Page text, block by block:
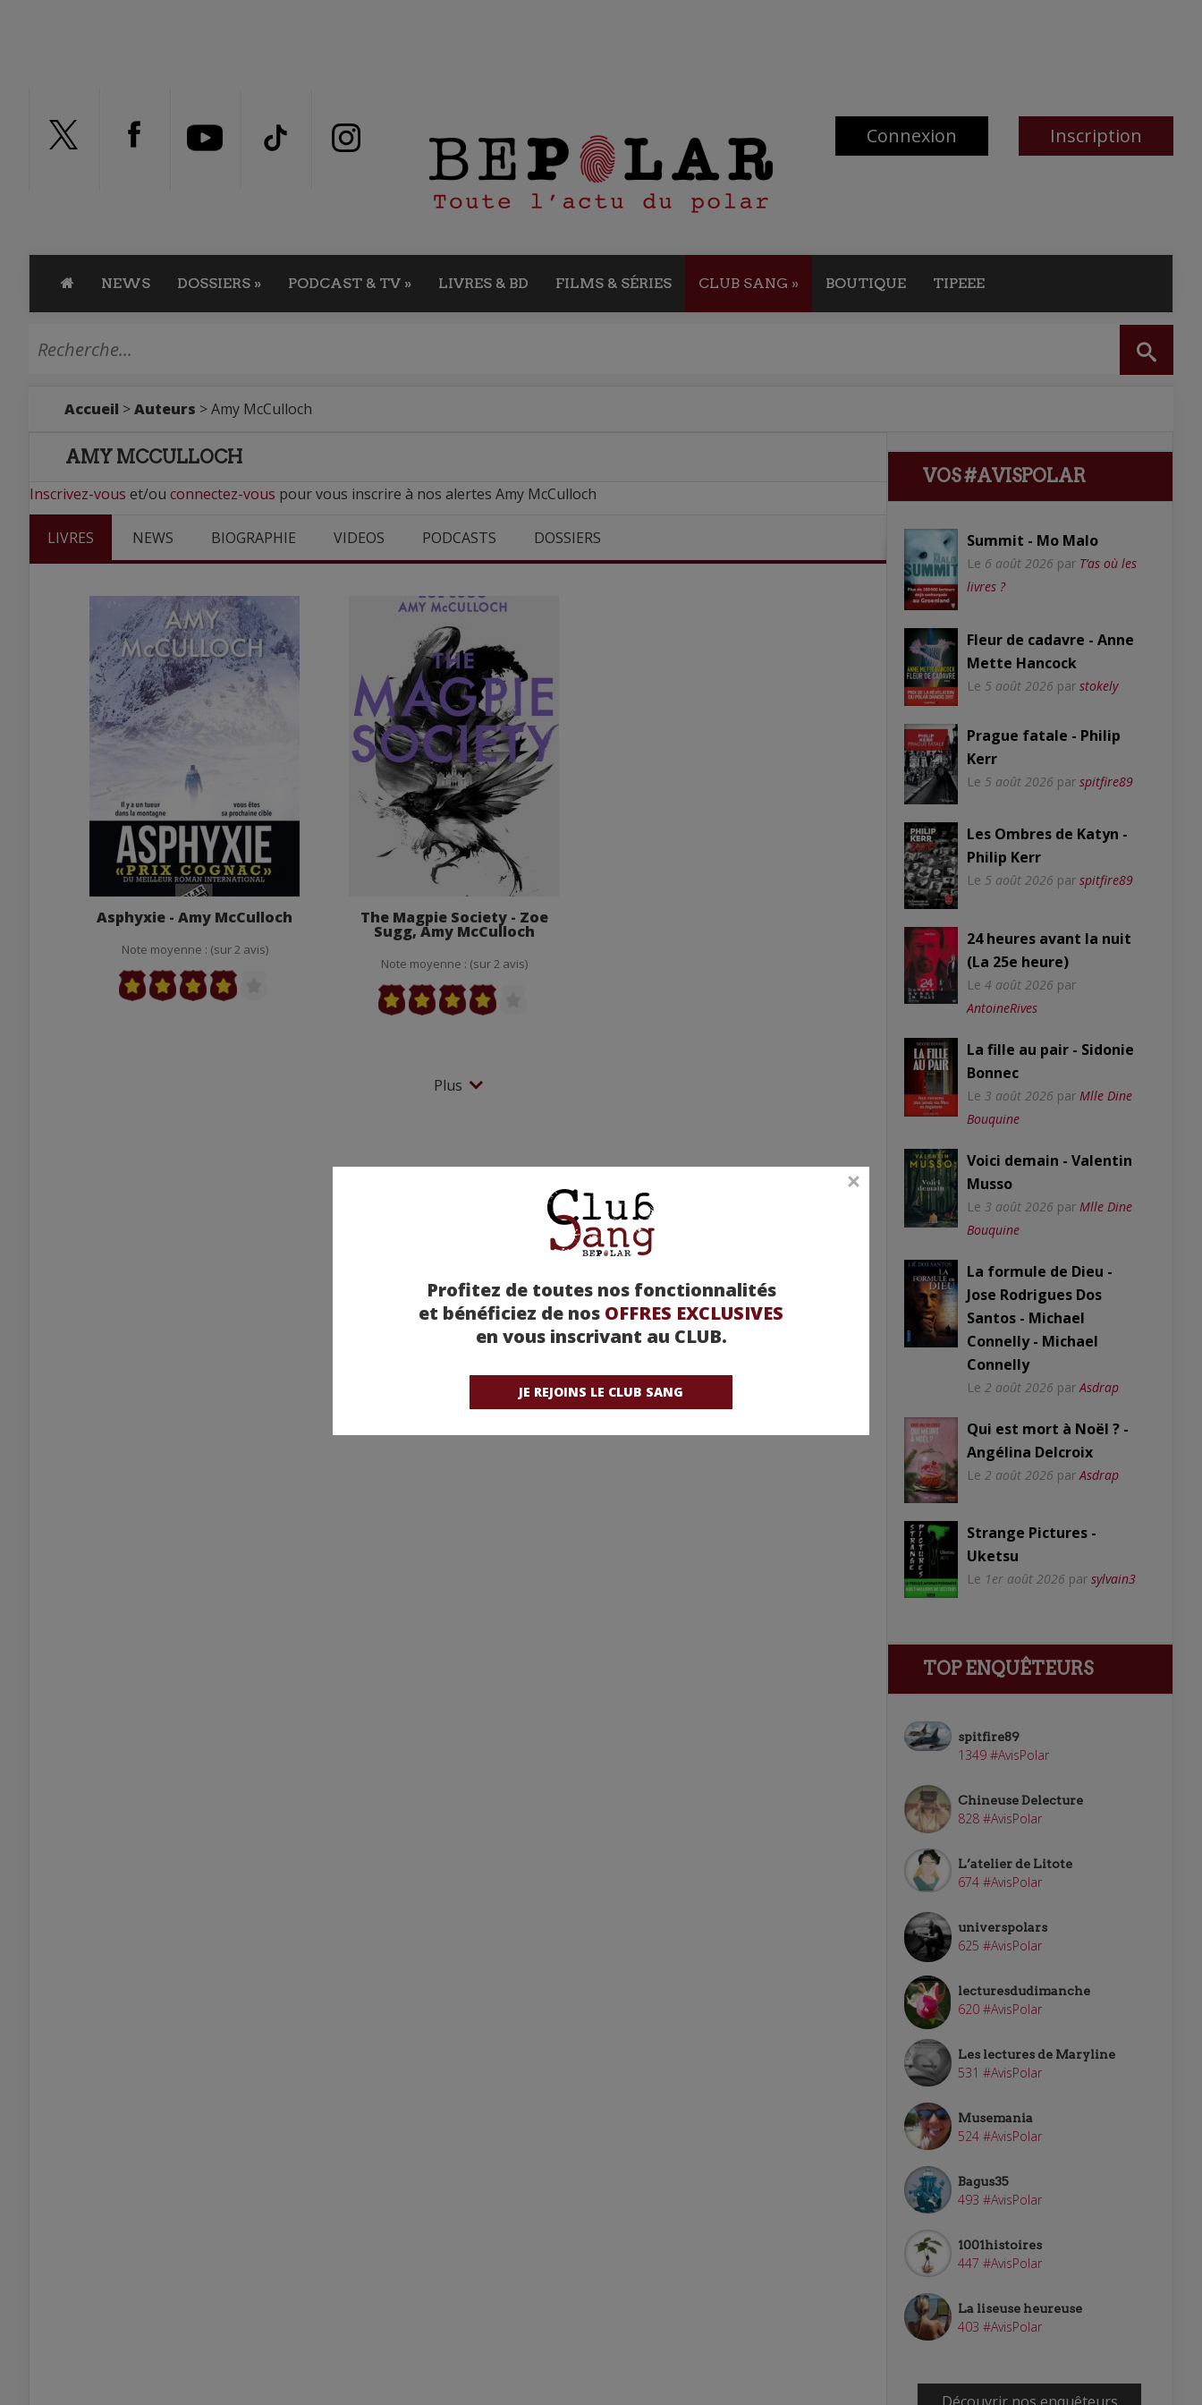
Connexion Inscription
NEWS DOSSIERS » PODCAST & TV » LIVRES & BD FILMS & SÉRIES CLUB SANG » BOUTIQUE TIPEEE
Profitez de toutes nos fonctionnalités
et bénéficiez de nos OFFRES EXCLUSIVES
en vous inscrivant au CLUB.
JE REJOINS LE CLUB SANG
Accueil >Auteurs > Amy McCulloch
AMY MCCULLOCH
Inscrivez-vous et/ou connectez-vous pour vous inscrire à nos alertes Amy McCulloch
LIVRES NEWS BIOGRAPHIE VIDEOS PODCASTS DOSSIERS
Asphyxie - Amy McCulloch
Note moyenne : (sur 2 avis)
The Magpie Society - Zoe
Sugg, Amy McCulloch
Note moyenne : (sur 2 avis)
Plus
VOS #AVISPOLAR
Summit - Mo Malo
Le 6 août 2026 par T’as où les
livres ?
Fleur de cadavre - Anne
Mette Hancock
Le 5 août 2026 par stokely
Prague fatale - Philip
Kerr
Le 5 août 2026 par spitfire89
Les Ombres de Katyn -
Philip Kerr
Le 5 août 2026 par spitfire89
24 heures avant la nuit
(La 25e heure)
Le 4 août 2026 par
AntoineRives
La fille au pair - Sidonie
Bonnec
Le 3 août 2026 par Mlle Dine
Bouquine
Voici demain - Valentin
Musso
Le 3 août 2026 par Mlle Dine
Bouquine
La formule de Dieu -
Jose Rodrigues Dos
Santos - Michael
Connelly - Michael
Connelly
Le 2 août 2026 par Asdrap
Qui est mort à Noël ? -
Angélina Delcroix
Le 2 août 2026 par Asdrap
Strange Pictures -
Uketsu
Le 1er août 2026 par sylvain3
TOP ENQUÊTEURS
spitfire89
1349 #AvisPolar
Chineuse Delecture
828 #AvisPolar
L’atelier de Litote
674 #AvisPolar
universpolars
625 #AvisPolar
lecturesdudimanche
620 #AvisPolar
Les lectures de Maryline
531 #AvisPolar
Musemania
524 #AvisPolar
Bagus35
493 #AvisPolar
1001histoires
447 #AvisPolar
La liseuse heureuse
403 #AvisPolar